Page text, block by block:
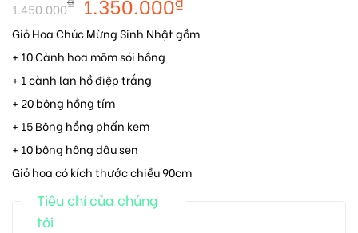
1.450.000
Giỏ Hoa Chúc Mừng Sinh Nhật gồm
+ 10 Cành hoa mõm sói hồng
+ 1 cành lan hồ điệp trắng
+ 20 bông hồng tím
+ 15 Bông hồng phấn kem
+ 10 bông hông dâu sen
Giỏ hoa có kích thước chiều 90cm
Tiêu chí của chúng
tôi